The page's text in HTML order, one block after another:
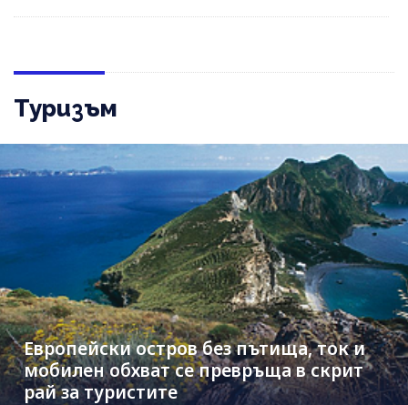
Туризъм
Европейски остров без пътища, ток и
мобилен обхват се превръща в скрит
рай за туристите